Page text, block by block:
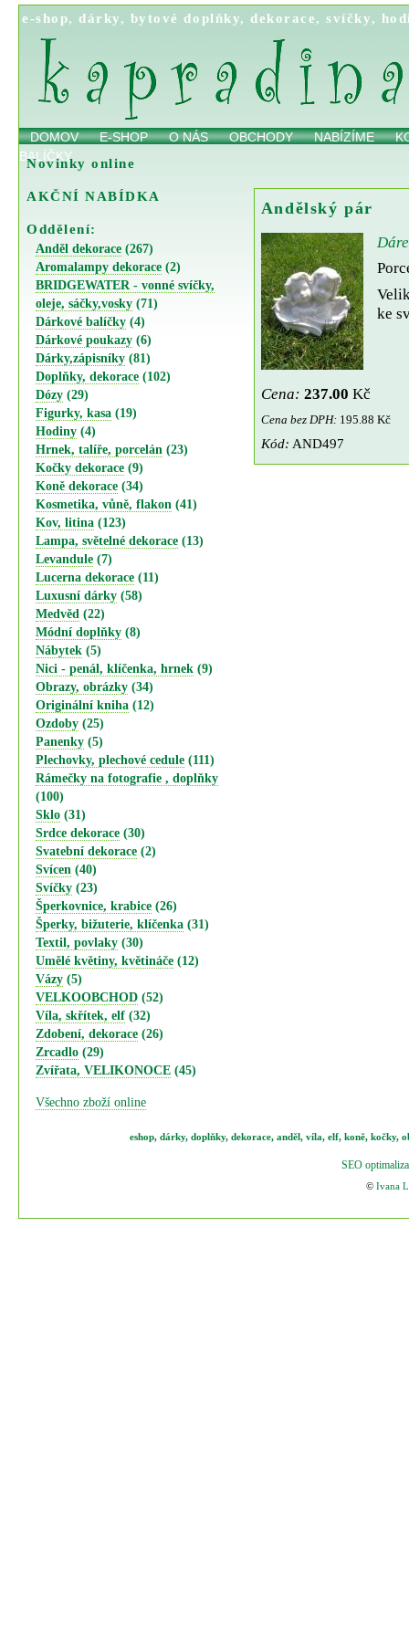
e-shop,dárky, bytové doplňky,dekorace,svíčky,
DOMOV E-SHOP O NÁS OBCHODY NABÍZÍME
BALÍČKY
Novinky online
AKČNÍ NABÍDKA
Oddělení:
Anděl dekorace (267)
Aromalampy dekorace (2)
BRIDGEWATER - vonné svíčky,
oleje, sáčky,vosky (71)
Dárkové balíčky (4)
Dárkové poukazy (6)
Dárky,zápisníky (81)
Doplňky, dekorace (102)
Dózy (29)
Figurky, kasa (19)
Hodiny (4)
Hrnek, talíře, porcelán (23)
Kočky dekorace (9)
Koně dekorace (34)
Kosmetika, vůně, flakon (41)
Kov, litina (123)
Lampa, světelné dekorace (13)
Levandule (7)
Lucerna dekorace (11)
Luxusní dárky (58)
Medvěd (22)
Módní doplňky (8)
Nábytek (5)
Nici - penál, klíčenka, hrnek (9)
Obrazy, obrázky (34)
Originální kniha (12)
Ozdoby (25)
Panenky (5)
Plechovky, plechové cedule (111)
Rámečky na fotografie , doplňky
(100)
Sklo (31)
Srdce dekorace (30)
Svatební dekorace (2)
Svícen (40)
Svíčky (23)
Šperkovnice, krabice (26)
Šperky, bižuterie, klíčenka (31)
Textil, povlaky (30)
Umělé květiny, květináče (12)
Vázy (5)
VELKOOBCHOD (52)
Víla, skřítek, elf (32)
Zdobení, dekorace (26)
Zrcadlo (29)
Zvířata, VELIKONOCE (45)
Všechno zboží online
Andělský pár
ke
Cena: 237.00 Kč
Cena bez DPH:195.88 Kč
Kód: AND497
eshop, dárky, doplňky, dekorace, anděl, víla, elf, koně, kočky,
SEO
© Ivana